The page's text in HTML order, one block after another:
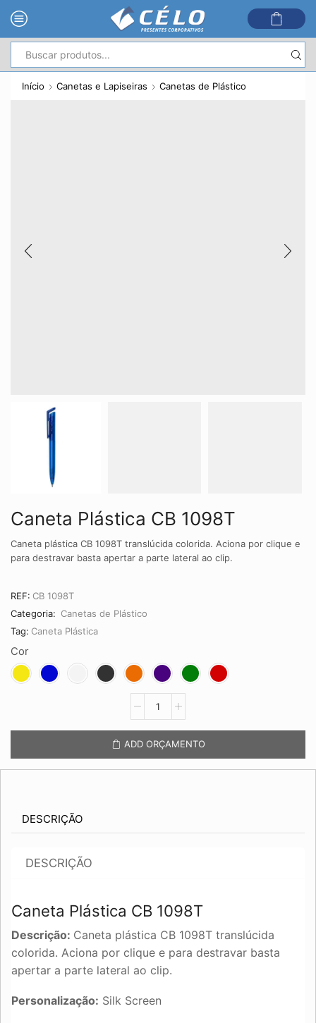
de
pesquisa
Início Canetas e Lapiseiras Canetas de Plástico
Caneta Plástica CB 1098T
Caneta plástica CB 1098T translúcida colorida. Aciona por clique e
para destravar basta apertar a parte lateral ao clip.
REF: CB 1098T
Categoria: Canetas de Plástico
Tag: Caneta Plástica
Cor
Plástica
quantidade
ADD ORÇAMENTO
DESCRIÇÃO
DESCRIÇÃO
Caneta Plástica CB 1098T
Descrição: Caneta plástica CB 1098T translúcida
colorida. Aciona por clique e para destravar basta
apertar a parte lateral ao clip.
Personalização: Silk Screen